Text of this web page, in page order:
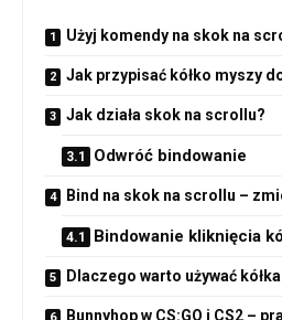
Użyj komendy na skok na
Jak przypisać kółko myszy
Jak działa skok na scrollu?
Odwróć bindowanie
Bind na skok na scrollu –
Bindowanie kliknięcia
Dlaczego warto używać
Bunnyhop w CS:GO i CS2 –